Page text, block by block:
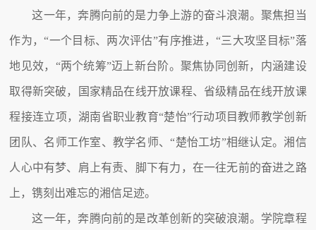
这一年，奔腾向前的是力争上游的奋斗浪潮。聚焦担当
作为，“一个目标、两次评估”有序推进，“三大攻坚目标”落
地见效，“两个统筹”迈上新台阶。聚焦协同创新，内涵建设
取得新突破，国家精品在线开放课程、省级精品在线开放课
程接连立项，湖南省职业教育“楚怡”行动项目教师教学创新
团队、名师工作室、教学名师、“楚怡工坊”相继认定。湘信
人心中有梦、肩上有责、脚下有力，在一往无前的奋进之路
上，镌刻出难忘的湘信足迹。
这一年，奔腾向前的是改革创新的突破浪潮。学院章程